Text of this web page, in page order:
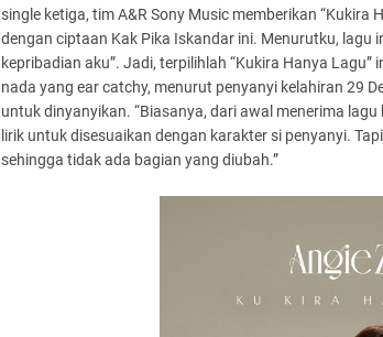
single ketiga, tim A&R Sony Music memberikan
dengan ciptaan Kak Pika Iskandar ini. Menurutku, lagu
kepribadian aku”. Jadi, terpilihlah “Kukira Hanya
nada yang ear catchy, menurut penyanyi kelahiran 29
untuk dinyanyikan. “Biasanya, dari awal menerima
lirik untuk disesuaikan dengan karakter si penyanyi.
sehingga tidak ada bagian yang diubah.”